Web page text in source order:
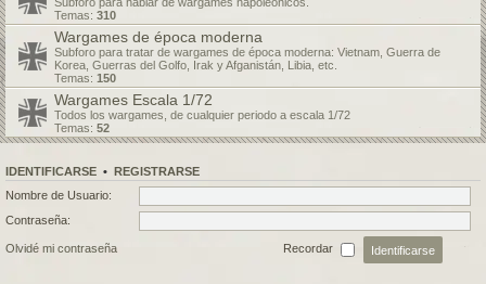
Temas: 310
Wargames de época moderna
Subforo para tratar de wargames de época moderna: Vietnam, Guerra de
Korea, Guerras del Golfo, Irak y Afganistán, Libia, etc.
Temas: 150
Wargames Escala 1/72
Todos los wargames, de cualquier periodo a escala 1/72
Temas: 52
IDENTIFICARSE • REGISTRARSE
Nombre de Usuario:
Contraseña:
Olvidé mi contraseña Recordar